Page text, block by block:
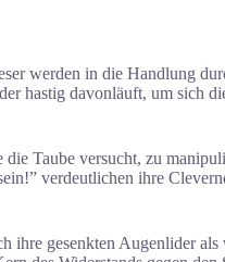
werden in die Handlung
hastig davonläuft, um sich
Taube versucht, zu
verdeutlichen ihre
ihre gesenkten Augenlider